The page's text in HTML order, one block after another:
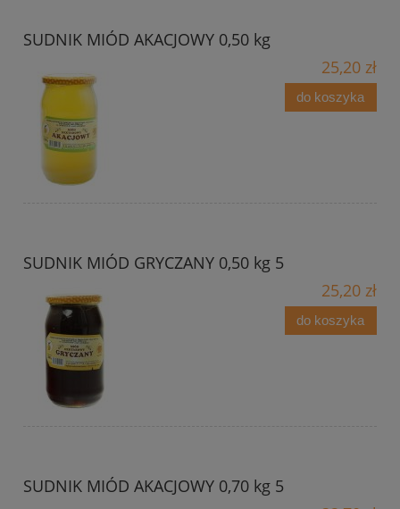
SUDNIK MIÓD AKACJOWY 0,50 kg
25,20 zł
do koszyka
SUDNIK MIÓD GRYCZANY 0,50 kg 5
25,20 zł
do koszyka
SUDNIK MIÓD AKACJOWY 0,70 kg 5